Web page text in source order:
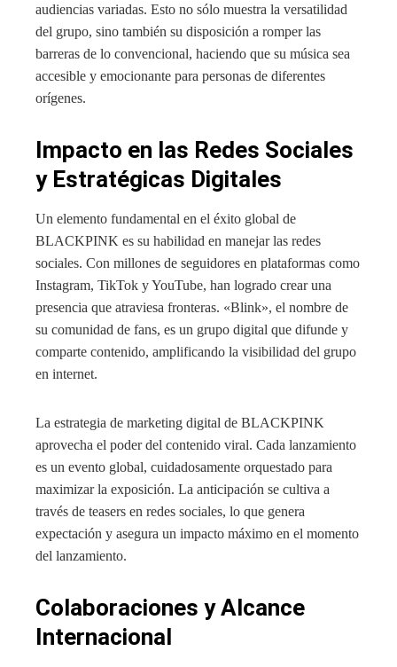
audiencias variadas. Esto no sólo muestra la versatilidad
del grupo, sino también su disposición a romper las
barreras de lo convencional, haciendo que su música sea
accesible y emocionante para personas de diferentes
orígenes.
Impacto en las Redes Sociales
y Estratégicas Digitales
Un elemento fundamental en el éxito global de
BLACKPINK es su habilidad en manejar las redes
sociales. Con millones de seguidores en plataformas como
Instagram, TikTok y YouTube, han logrado crear una
presencia que atraviesa fronteras. «Blink», el nombre de
su comunidad de fans, es un grupo digital que difunde y
comparte contenido, amplificando la visibilidad del grupo
en internet.
La estrategia de marketing digital de BLACKPINK
aprovecha el poder del contenido viral. Cada lanzamiento
es un evento global, cuidadosamente orquestado para
maximizar la exposición. La anticipación se cultiva a
través de teasers en redes sociales, lo que genera
expectación y asegura un impacto máximo en el momento
del lanzamiento.
Colaboraciones y Alcance
Internacional